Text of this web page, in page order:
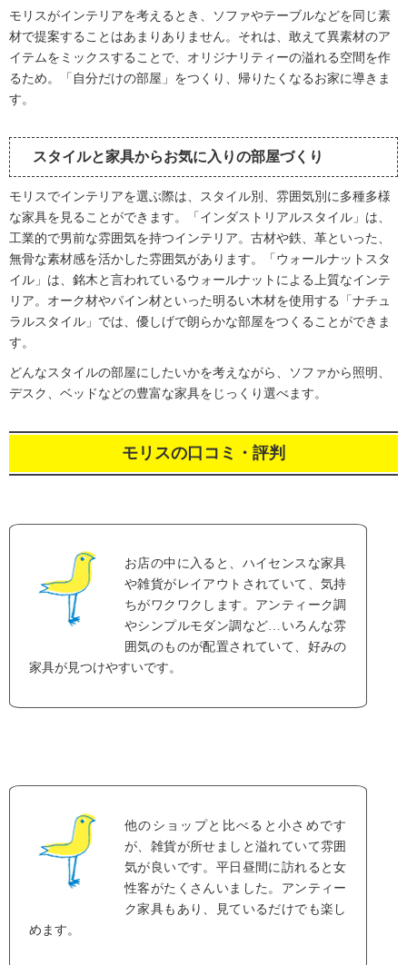
モリスがインテリアを考えるとき、ソファやテーブルなどを同じ素
材で提案することはあまりありません。それは、敢えて異素材のア
イテムをミックスすることで、オリジナリティーの溢れる空間を作
るため。「自分だけの部屋」をつくり、帰りたくなるお家に導きま
す。
スタイルと家具からお気に入りの部屋づくり
モリスでインテリアを選ぶ際は、スタイル別、雰囲気別に多種多様
な家具を見ることができます。「インダストリアルスタイル」は、
工業的で男前な雰囲気を持つインテリア。古材や鉄、革といった、
無骨な素材感を活かした雰囲気があります。「ウォールナットスタ
イル」は、銘木と言われているウォールナットによる上質なインテ
リア。オーク材やパイン材といった明るい木材を使用する「ナチュ
ラルスタイル」では、優しげで朗らかな部屋をつくることができま
す。
どんなスタイルの部屋にしたいかを考えながら、ソファから照明、
デスク、ベッドなどの豊富な家具をじっくり選べます。
モリスの口コミ・評判
お店の中に入ると、ハイセンスな家具
や雑貨がレイアウトされていて、気持
ちがワクワクします。アンティーク調
やシンプルモダン調など…いろんな雰
囲気のものが配置されていて、好みの
家具が見つけやすいです。
他のショップと比べると小さめです
が、雑貨が所せましと溢れていて雰囲
気が良いです。平日昼間に訪れると女
性客がたくさんいました。アンティー
ク家具もあり、見ているだけでも楽し
めます。